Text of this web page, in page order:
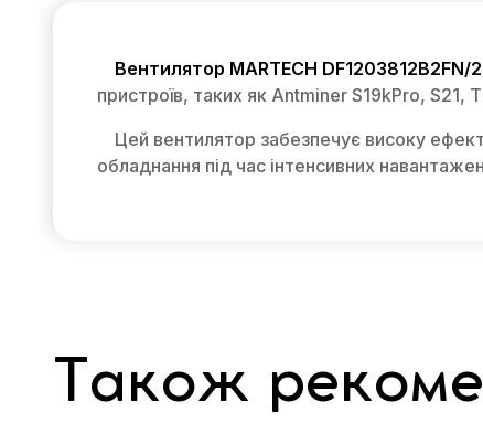
Вентилятор MARTECH DF1203812B2FN/
пристроїв, таких як Antminer S19kPro, S21,
Цей вентилятор забезпечує високу
обладнання під час інтенсивних
Також